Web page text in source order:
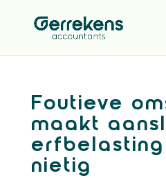
Foutieve
maakt
nietig